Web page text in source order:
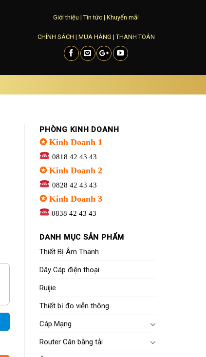
Giới thiệu |Tin tức | Khuyến mãi
CHÍNH SÁCH | MUA HÀNG |THANH TOÁN
PHÒNG KINH DOANH
✪ Kinh Doanh 1
0818 42 43 43
✪ Kinh Doanh 2
0828 42 43 43
✪ Kinh Doanh 3
0838 42 43 43
DANH MỤC SẢN PHẨM
Thiết Bị Âm Thanh
Dây Cáp điện thoại
Ruijie
Thiết bị đo viễn thông
Cáp Mạng
Router Cân bằng tải